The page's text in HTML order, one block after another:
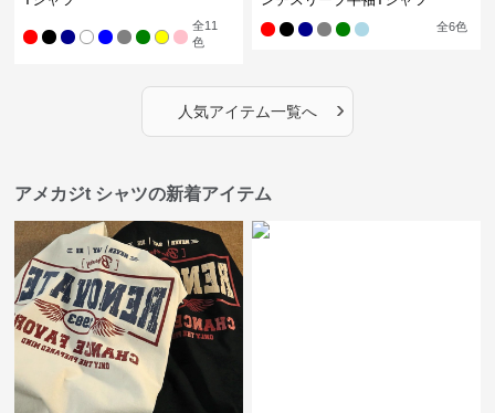
全11
色
全6色
人気アイテム一覧へ ›
アメカジt シャツの新着アイテム